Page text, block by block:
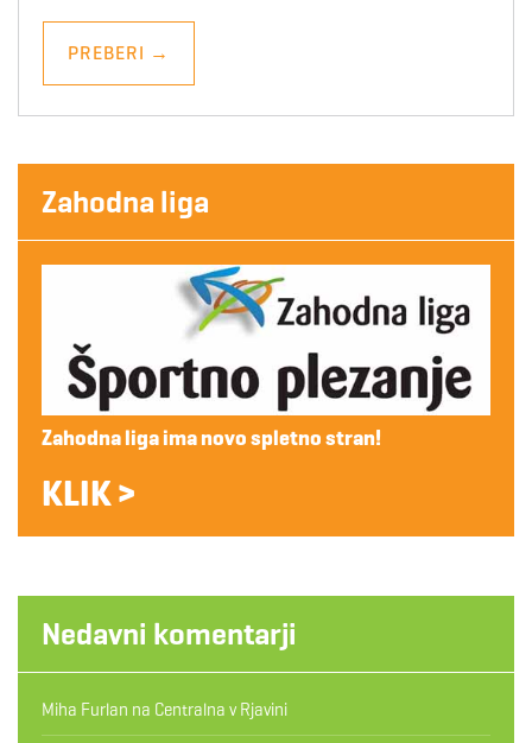
PREBERI →
Zahodna liga
Zahodna liga ima novo spletno stran!
KLIK >
Nedavni komentarji
Miha Furlan na Centralna v Rjavini